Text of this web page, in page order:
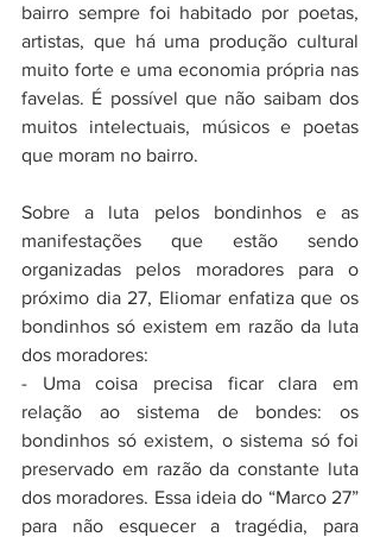
bairro sempre foi habitado por poetas,
artistas, que há uma produção cultural
muito forte e uma economia própria nas
favelas. É possível que não saibam dos
muitos intelectuais, músicos e poetas
que moram no bairro.
Sobre a luta pelos bondinhos e as
manifestações que estão sendo
organizadas pelos moradores para o
próximo dia 27, Eliomar enfatiza que os
bondinhos só existem em razão da luta
dos moradores:
- Uma coisa precisa ficar clara em
relação ao sistema de bondes: os
bondinhos só existem, o sistema só foi
preservado em razão da constante luta
dos moradores. Essa ideia do “Marco 27”
para não esquecer a tragédia, para